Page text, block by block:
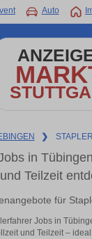
Auto
❯
in
und Teilzeit
für
Jobs in
und Teilzeit –